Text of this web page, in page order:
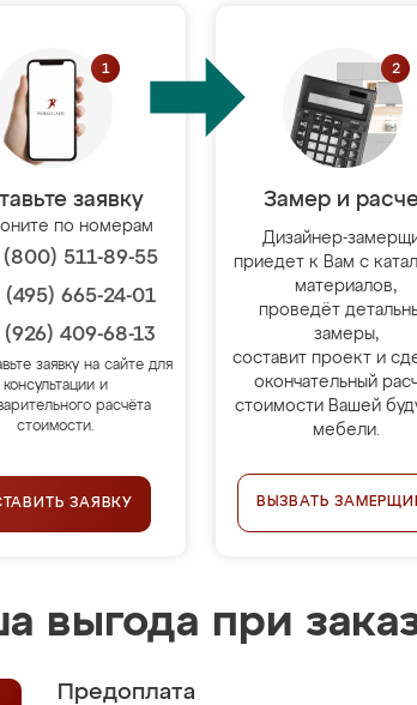
заявку
по номерам
511-89-55
(495) 665-24-01
409-68-13
заявку на сайте для
консультации и
расчёта
стоимости.
ЗАЯВКУ
Замер и
Дизайнер-
приедет к Вам с
материалов,
проведёт
замеры,
составит проект и
окончательный
стоимости Вашей
мебели.
ВЫЗВАТЬ
выгода при
Предоплата